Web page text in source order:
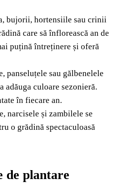
bujorii, hortensiile sau crinii
care să înflorească an de
puțină întreținere și oferă
panseluțele sau gălbenelele
adăuga culoare sezonieră.
în fiecare an.
narcisele și zambilele se
o grădină spectaculoasă
de plantare